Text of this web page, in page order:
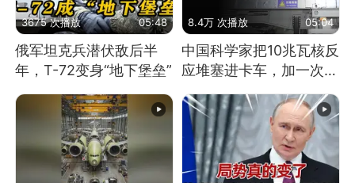
3675 次播放 05:48
俄军坦克兵潜伏敌后半
年，T-72变身“地下堡垒”
8.4万 次播放 05:04
中国科学家把10兆瓦核反
应堆塞进卡车，加一次燃
料能跑几十年